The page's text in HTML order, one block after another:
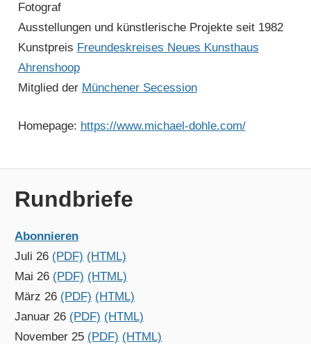
Fotograf
Ausstellungen und künstlerische Projekte seit 1982
Kunstpreis Freundeskreises Neues Kunsthaus
Ahrenshoop
Mitglied der Münchener Secession
Homepage: https://www.michael-dohle.com/
Rundbriefe
Abonnieren
Juli 26 (PDF) (HTML)
Mai 26 (PDF) (HTML)
März 26 (PDF) (HTML)
Januar 26 (PDF) (HTML)
November 25 (PDF) (HTML)